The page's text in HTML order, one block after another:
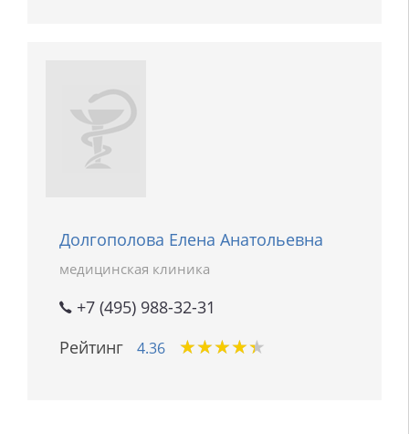
Долгополова Елена Анатольевна
медицинская клиника
+7 (495) 988-32-31
Рейтинг
4.36 ★★★★★
★★★★★